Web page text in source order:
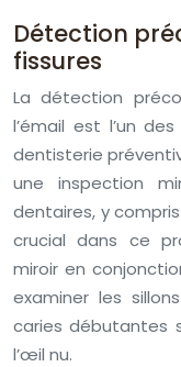
Détection
fissures
La détection
l’émail est l’un
dentisterie
une inspection
dentaires, y
crucial dans ce
miroir en
examiner les
caries débutantes
l’œil nu.